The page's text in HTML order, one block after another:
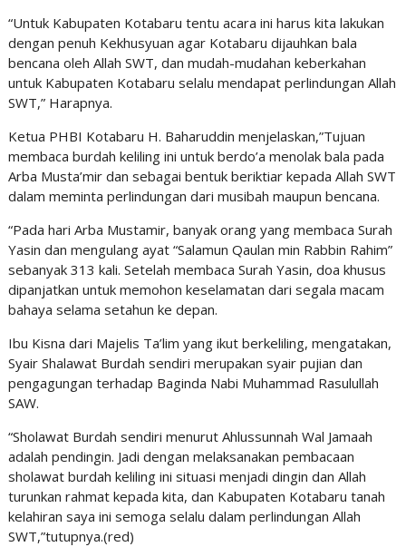
“Untuk Kabupaten Kotabaru tentu acara ini harus kita lakukan
dengan penuh Kekhusyuan agar Kotabaru dijauhkan bala
bencana oleh Allah SWT, dan mudah-mudahan keberkahan
untuk Kabupaten Kotabaru selalu mendapat perlindungan Allah
SWT,” Harapnya.
Ketua PHBI Kotabaru H. Baharuddin menjelaskan,”Tujuan
membaca burdah keliling ini untuk berdo’a menolak bala pada
Arba Musta’mir dan sebagai bentuk beriktiar kepada Allah SWT
dalam meminta perlindungan dari musibah maupun bencana.
“Pada hari Arba Mustamir, banyak orang yang membaca Surah
Yasin dan mengulang ayat “Salamun Qaulan min Rabbin Rahim”
sebanyak 313 kali. Setelah membaca Surah Yasin, doa khusus
dipanjatkan untuk memohon keselamatan dari segala macam
bahaya selama setahun ke depan.
Ibu Kisna dari Majelis Ta’lim yang ikut berkeliling, mengatakan,
Syair Shalawat Burdah sendiri merupakan syair pujian dan
pengagungan terhadap Baginda Nabi Muhammad Rasulullah
SAW.
“Sholawat Burdah sendiri menurut Ahlussunnah Wal Jamaah
adalah pendingin. Jadi dengan melaksanakan pembacaan
sholawat burdah keliling ini situasi menjadi dingin dan Allah
turunkan rahmat kepada kita, dan Kabupaten Kotabaru tanah
kelahiran saya ini semoga selalu dalam perlindungan Allah
SWT,”tutupnya.(red)